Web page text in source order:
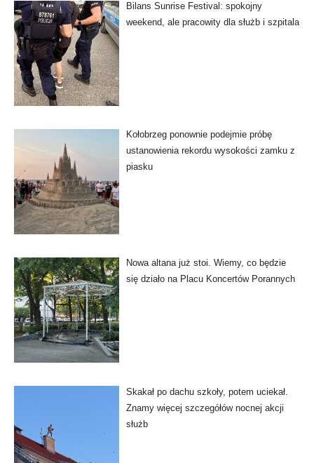
Bilans Sunrise Festival: spokojny
weekend, ale pracowity dla służb i szpitala
Kołobrzeg ponownie podejmie próbę
ustanowienia rekordu wysokości zamku z
piasku
Nowa altana już stoi. Wiemy, co będzie
się działo na Placu Koncertów Porannych
Skakał po dachu szkoły, potem uciekał.
Znamy więcej szczegółów nocnej akcji
służb